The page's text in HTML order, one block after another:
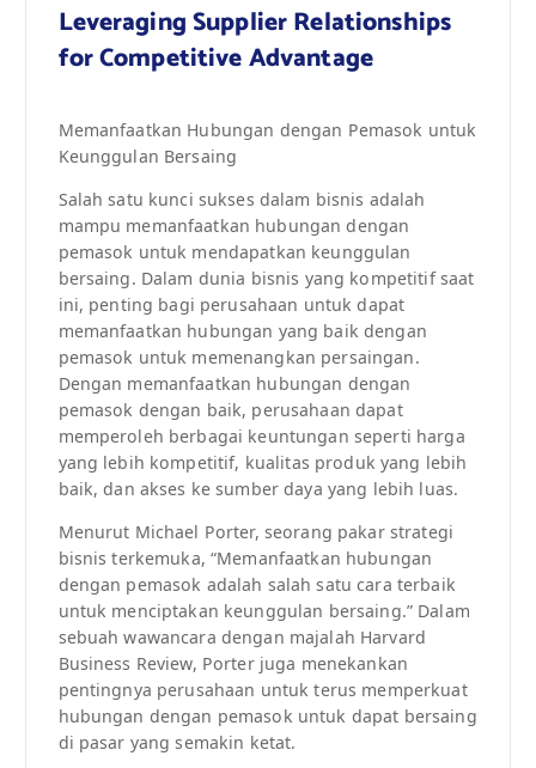
Leveraging Supplier Relationships
for Competitive Advantage
Memanfaatkan Hubungan dengan Pemasok untuk
Keunggulan Bersaing
Salah satu kunci sukses dalam bisnis adalah
mampu memanfaatkan hubungan dengan
pemasok untuk mendapatkan keunggulan
bersaing. Dalam dunia bisnis yang kompetitif saat
ini, penting bagi perusahaan untuk dapat
memanfaatkan hubungan yang baik dengan
pemasok untuk memenangkan persaingan.
Dengan memanfaatkan hubungan dengan
pemasok dengan baik, perusahaan dapat
memperoleh berbagai keuntungan seperti harga
yang lebih kompetitif, kualitas produk yang lebih
baik, dan akses ke sumber daya yang lebih luas.
Menurut Michael Porter, seorang pakar strategi
bisnis terkemuka, “Memanfaatkan hubungan
dengan pemasok adalah salah satu cara terbaik
untuk menciptakan keunggulan bersaing.” Dalam
sebuah wawancara dengan majalah Harvard
Business Review, Porter juga menekankan
pentingnya perusahaan untuk terus memperkuat
hubungan dengan pemasok untuk dapat bersaing
di pasar yang semakin ketat.